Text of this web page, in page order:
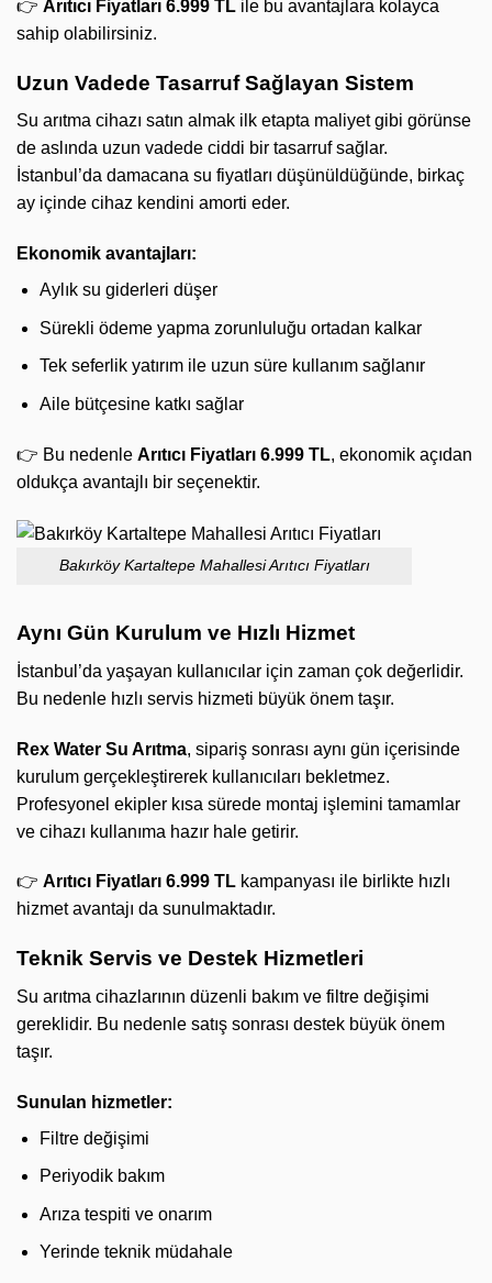
👉 Arıtıcı Fiyatları 6.999 TL ile bu avantajlara kolayca
sahip olabilirsiniz.
Uzun Vadede Tasarruf Sağlayan Sistem
Su arıtma cihazı satın almak ilk etapta maliyet gibi görünse
de aslında uzun vadede ciddi bir tasarruf sağlar.
İstanbul’da damacana su fiyatları düşünüldüğünde, birkaç
ay içinde cihaz kendini amorti eder.
Ekonomik avantajları:
Aylık su giderleri düşer
Sürekli ödeme yapma zorunluluğu ortadan kalkar
Tek seferlik yatırım ile uzun süre kullanım sağlanır
Aile bütçesine katkı sağlar
👉 Bu nedenle Arıtıcı Fiyatları 6.999 TL, ekonomik açıdan
oldukça avantajlı bir seçenektir.
Bakırköy Kartaltepe Mahallesi Arıtıcı Fiyatları
Aynı Gün Kurulum ve Hızlı Hizmet
İstanbul’da yaşayan kullanıcılar için zaman çok değerlidir.
Bu nedenle hızlı servis hizmeti büyük önem taşır.
Rex Water Su Arıtma, sipariş sonrası aynı gün içerisinde
kurulum gerçekleştirerek kullanıcıları bekletmez.
Profesyonel ekipler kısa sürede montaj işlemini tamamlar
ve cihazı kullanıma hazır hale getirir.
👉 Arıtıcı Fiyatları 6.999 TL kampanyası ile birlikte hızlı
hizmet avantajı da sunulmaktadır.
Teknik Servis ve Destek Hizmetleri
Su arıtma cihazlarının düzenli bakım ve filtre değişimi
gereklidir. Bu nedenle satış sonrası destek büyük önem
taşır.
Sunulan hizmetler:
Filtre değişimi
Periyodik bakım
Arıza tespiti ve onarım
Yerinde teknik müdahale